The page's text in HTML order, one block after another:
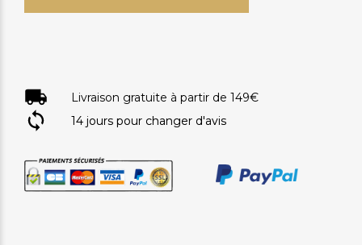
Livraison gratuite à partir de 149€
14 jours pour changer d'avis